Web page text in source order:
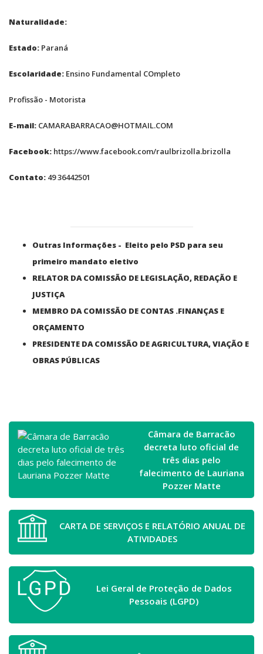
Naturalidade:
Estado: Paraná
Escolaridade: Ensino Fundamental COmpleto
Profissão - Motorista
E-mail: CAMARABARRACAO@HOTMAIL.COM
Facebook: https://www.facebook.com/raulbrizolla.brizolla
Contato: 49 36442501
Outras Informações - Eleito pelo PSD para seu
primeiro mandato eletivo
RELATOR DA COMISSÃO DE LEGISLAÇÃO, REDAÇÃO E
JUSTIÇA
MEMBRO DA COMISSÃO DE CONTAS .FINANÇAS E
ORÇAMENTO
PRESIDENTE DA COMISSÃO DE AGRICULTURA, VIAÇÃO E
OBRAS PÚBLICAS
Câmara de Barracão
decreta luto oficial de
três dias pelo
falecimento de Lauriana
Pozzer Matte
CARTA DE SERVIÇOS E RELATÓRIO ANUAL DE
ATIVIDADES
Lei Geral de Proteção de Dados
Pessoais (LGPD)